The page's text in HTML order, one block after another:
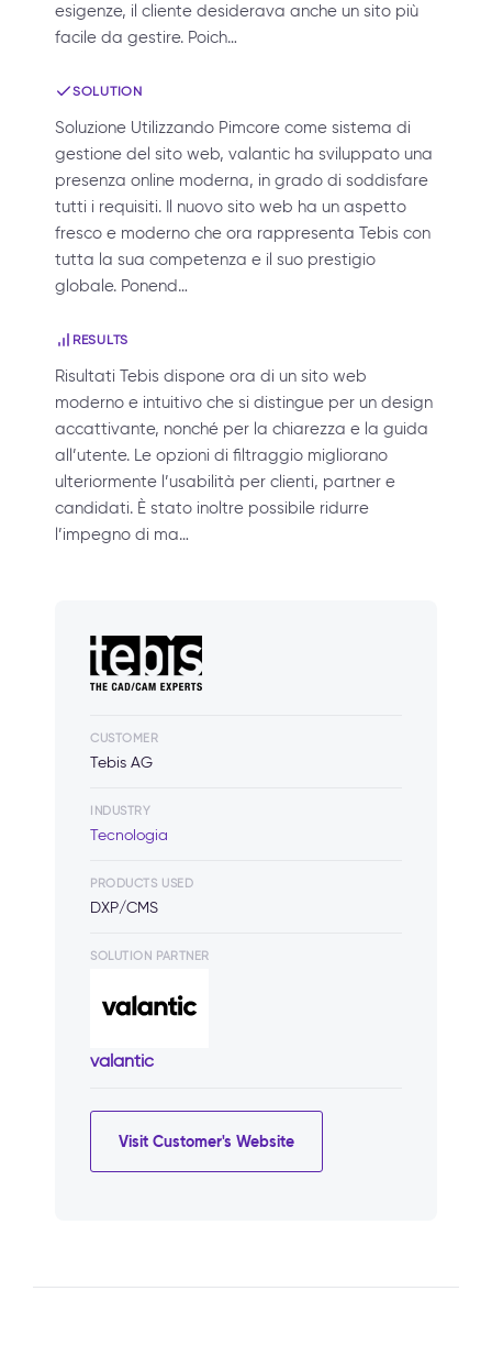
esigenze, il cliente desiderava anche un sito più
facile da gestire. Poich…
SOLUTION
Soluzione Utilizzando Pimcore come sistema di
gestione del sito web, valantic ha sviluppato una
presenza online moderna, in grado di soddisfare
tutti i requisiti. Il nuovo sito web ha un aspetto
fresco e moderno che ora rappresenta Tebis con
tutta la sua competenza e il suo prestigio
globale. Ponend…
RESULTS
Risultati Tebis dispone ora di un sito web
moderno e intuitivo che si distingue per un design
accattivante, nonché per la chiarezza e la guida
all’utente. Le opzioni di filtraggio migliorano
ulteriormente l’usabilità per clienti, partner e
candidati. È stato inoltre possibile ridurre
l’impegno di ma…
CUSTOMER
Tebis AG
INDUSTRY
Tecnologia
PRODUCTS USED
DXP/CMS
SOLUTION PARTNER
valantic
Visit Customer's Website